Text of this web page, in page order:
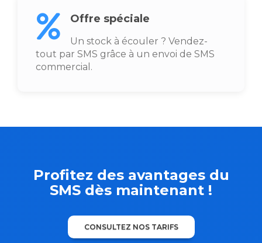
Offre spéciale
Un stock à écouler ? Vendez-
tout par SMS grâce à un envoi de SMS
commercial.
Profitez des avantages du
SMS dès maintenant !
CONSULTEZ NOS TARIFS